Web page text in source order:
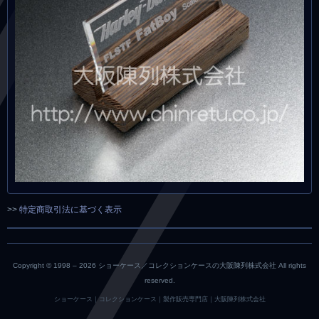
>> 特定商取引法に基づく表示
Copyright © 1998 – 2026 ショーケース／コレクションケースの大阪陳列株式会社 All rights
reserved.
ショーケース｜コレクションケース｜製作販売専門店｜大阪陳列株式会社